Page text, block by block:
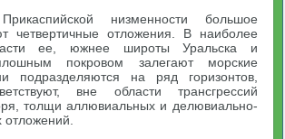
низменности большое
четвертичные отложения. В наиболее
ее, южнее широты Уральска и
покровом залегают морские
подразделяются на ряд горизонтов,
вне области трансгрессий
толщи аллювиальных и делювиально-